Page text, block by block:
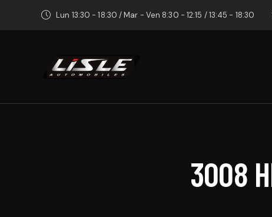
Lun 13:30 - 18:30 / Mar - Ven 8:30 - 12:15 / 13:45 - 18:30
3008